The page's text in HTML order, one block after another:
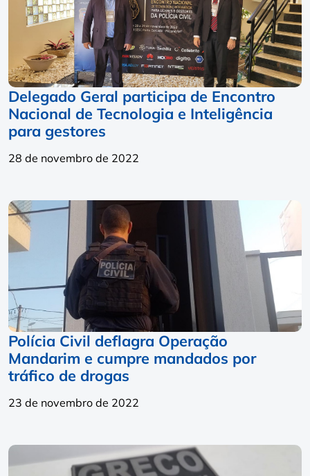
Delegado Geral participa de Encontro
Nacional de Tecnologia e Inteligência
para gestores
28 de novembro de 2022
Polícia Civil deflagra Operação
Mandarim e cumpre mandados por
tráfico de drogas
23 de novembro de 2022